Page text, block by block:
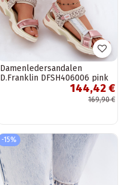
Damenledersandalen
D.Franklin DFSH406006 pink
144,42 €
169,90 €
-15%